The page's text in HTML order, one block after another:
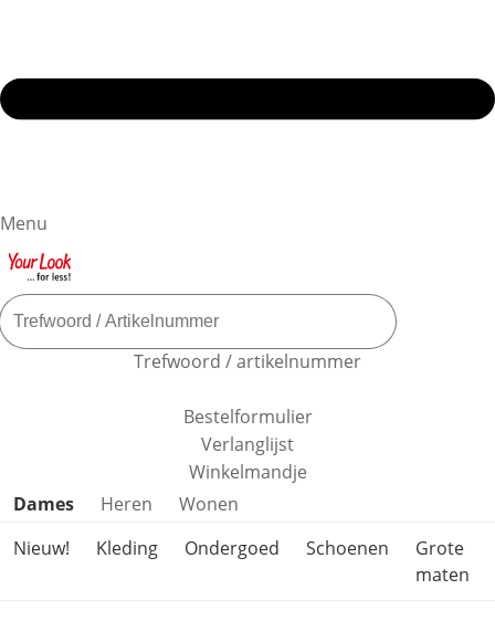
Menu
Trefwoord / artikelnummer
Bestelformulier
Verlanglijst
Winkelmandje
Productcategorieën overslaan
Dames Heren
Wonen
Nieuw!
Kleding Ondergoed Schoenen
Grote
maten